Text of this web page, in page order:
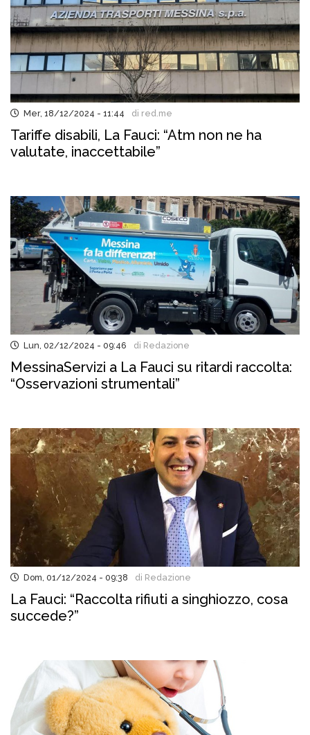
Mer, 18/12/2024 - 11:44 di red.me
Tariffe disabili, La Fauci: “Atm non ne ha
valutate, inaccettabile”
Lun, 02/12/2024 - 09:46 di Redazione
MessinaServizi a La Fauci su ritardi raccolta:
“Osservazioni strumentali”
Dom, 01/12/2024 - 09:38 di Redazione
La Fauci: “Raccolta rifiuti a singhiozzo, cosa
succede?”